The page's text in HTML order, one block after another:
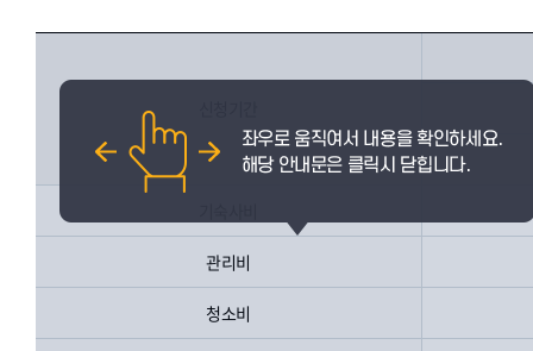
관리비
청소비